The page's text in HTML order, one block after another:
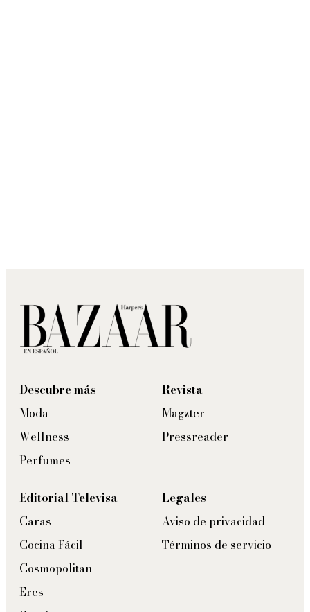
Descubre más
Moda
Wellness
Perfumes
Revista
Magzter
Pressreader
Editorial Televisa
Caras
Cocina Fácil
Cosmopolitan
Eres
Legales
Aviso de privacidad
Términos de servicio